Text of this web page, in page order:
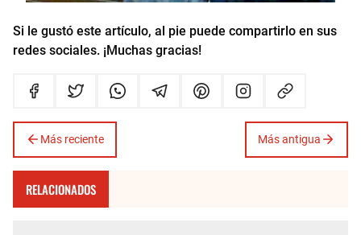
Si le gustó este artículo, al pie puede compartirlo en sus
redes sociales. ¡Muchas gracias!
Más reciente Más antigua
RELACIONADOS